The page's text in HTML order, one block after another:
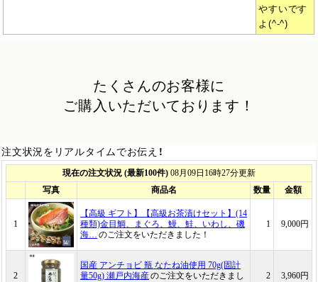
やすいです
よ(^-^)
たくさんのお客様に
ご購入いただいております！
注文状況をリアルタイムでお伝え！